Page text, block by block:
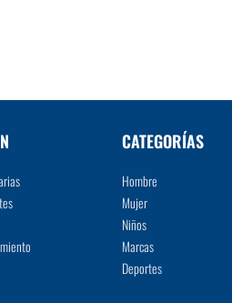
CATEGORÍAS
Hombre
Mujer
Niños
Marcas
Deportes